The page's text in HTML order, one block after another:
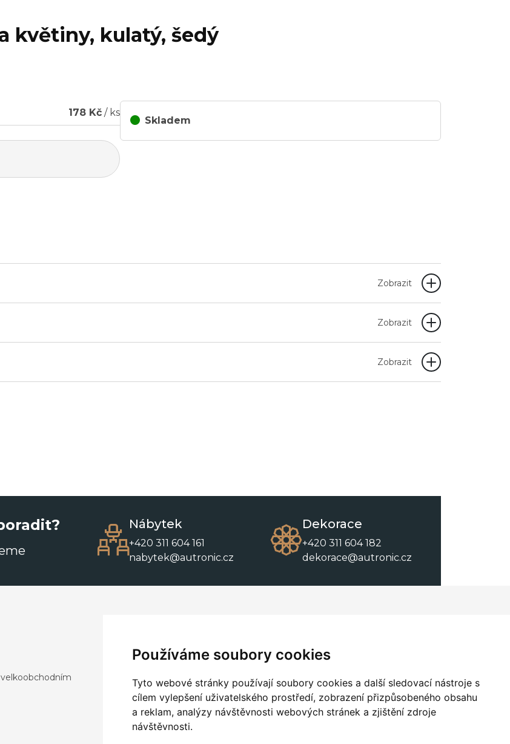
Používáme soubory cookies
Tyto webové stránky používají soubory cookies a další sledovací nástroje s
cílem vylepšení uživatelského prostředí, zobrazení přizpůsobeného obsahu
a reklam, analýzy návštěvnosti webových stránek a zjištění zdroje
návštěvnosti.
květiny, kulatý, šedý
178 Kč / ks
Skladem
Zobrazit
Zobrazit
Zobrazit
Nábytek
+420 311 604 161
nabytek@autronic.cz
Dekorace
+420 311 604 182
dekorace@autronic.cz
velkoobchodním
O nás